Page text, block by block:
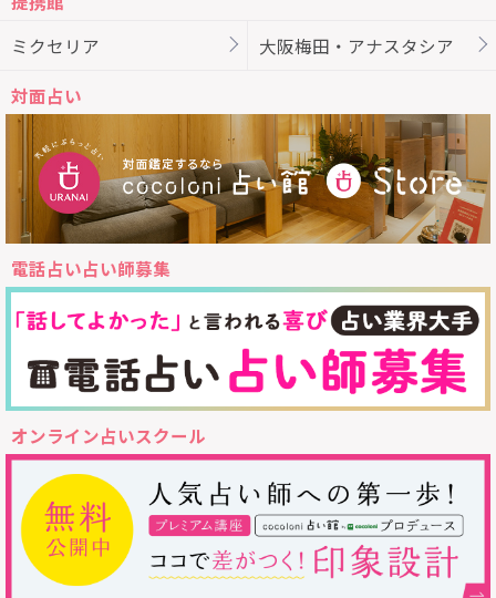
ミクセリア
大阪梅田・アナスタシア
対面占い
電話占い占い師募集
オンライン占いスクール